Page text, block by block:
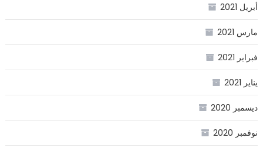
أبريل 2021
مارس 2021
فبراير 2021
يناير 2021
ديسمبر 2020
نوفمبر 2020